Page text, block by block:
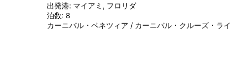
出発港: マイアミ, フロリダ
泊数: 8
カーニバル・ベネツィア / カーニバル・クルーズ・ラ